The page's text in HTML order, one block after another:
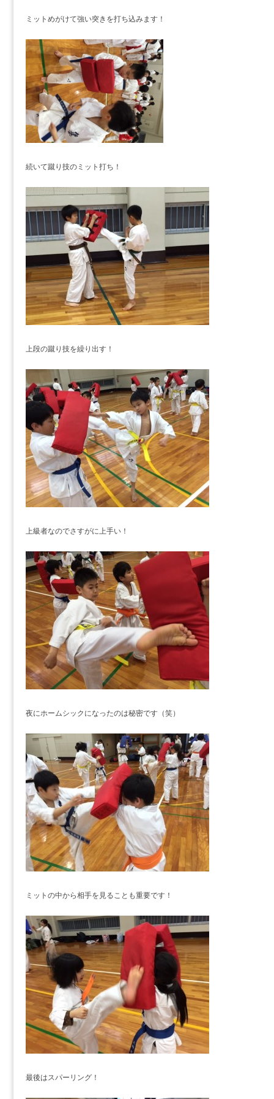
ミットめがけて強い突きを打ち込みます！
続いて蹴り技のミット打ち！
上段の蹴り技を繰り出す！
上級者なのでさすがに上手い！
夜にホームシックになったのは秘密です（笑）
ミットの中から相手を見ることも重要です！
最後はスパーリング！